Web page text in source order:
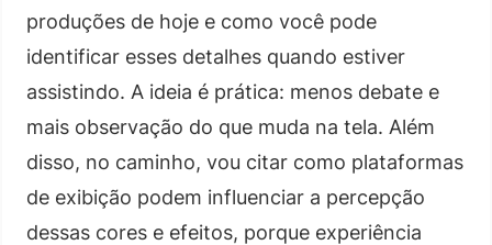
produções de hoje e como você pode
identificar esses detalhes quando estiver
assistindo. A ideia é prática: menos debate e
mais observação do que muda na tela. Além
disso, no caminho, vou citar como plataformas
de exibição podem influenciar a percepção
dessas cores e efeitos, porque experiência